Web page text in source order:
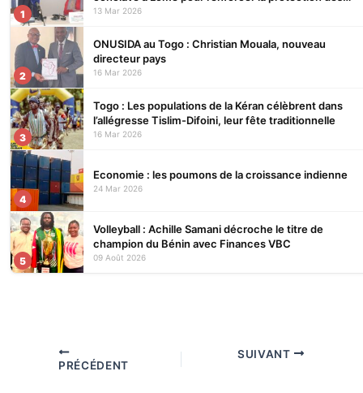
1
écosystèmes
13 Mar 2026
2
ONUSIDA au Togo : Christian Mouala, nouveau
directeur pays
16 Mar 2026
3
Togo : Les populations de la Kéran célèbrent dans
l’allégresse Tislim-Difoini, leur fête traditionnelle
16 Mar 2026
4
Economie : les poumons de la croissance indienne
24 Mar 2026
5
Volleyball : Achille Samani décroche le titre de
champion du Bénin avec Finances VBC
09 Août 2026
PRÉCÉDENT
SUIVANT